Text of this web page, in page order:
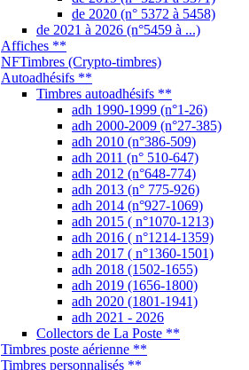
de 2020 (n° 5372 à 5458)
de 2021 à 2026 (n°5459 à ...)
Affiches **
NFTimbres (Crypto-timbres)
Autoadhésifs **
Timbres autoadhésifs **
adh 1990-1999 (n°1-26)
adh 2000-2009 (n°27-385)
adh 2010 (n°386-509)
adh 2011 (n° 510-647)
adh 2012 (n°648-774)
adh 2013 (n° 775-926)
adh 2014 (n°927-1069)
adh 2015 ( n°1070-1213)
adh 2016 ( n°1214-1359)
adh 2017 ( n°1360-1501)
adh 2018 (1502-1655)
adh 2019 (1656-1800)
adh 2020 (1801-1941)
adh 2021 - 2026
Collectors de La Poste **
Timbres poste aérienne **
Timbres personnalisés **